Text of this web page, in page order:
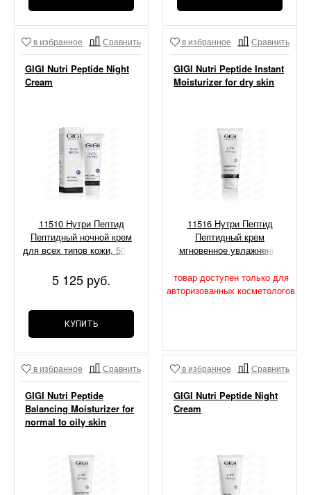
в избранное Сравнить
GIGI Nutri Peptide Night
Cream
11510 Нутри Пептид
Пептидный ночной крем
для всех типов кожи, 50 мл
5 125 руб.
КУПИТЬ
в избранное Сравнить
GIGI Nutri Peptide Instant
Moisturizer for dry skin
11516 Нутри Пептид
Пептидный крем
мгновенное увлажнение
товар доступен только для
авторизованных косметологов
в избранное Сравнить
GIGI Nutri Peptide
Balancing Moisturizer for
normal to oily skin
в избранное Сравнить
GIGI Nutri Peptide Night
Cream